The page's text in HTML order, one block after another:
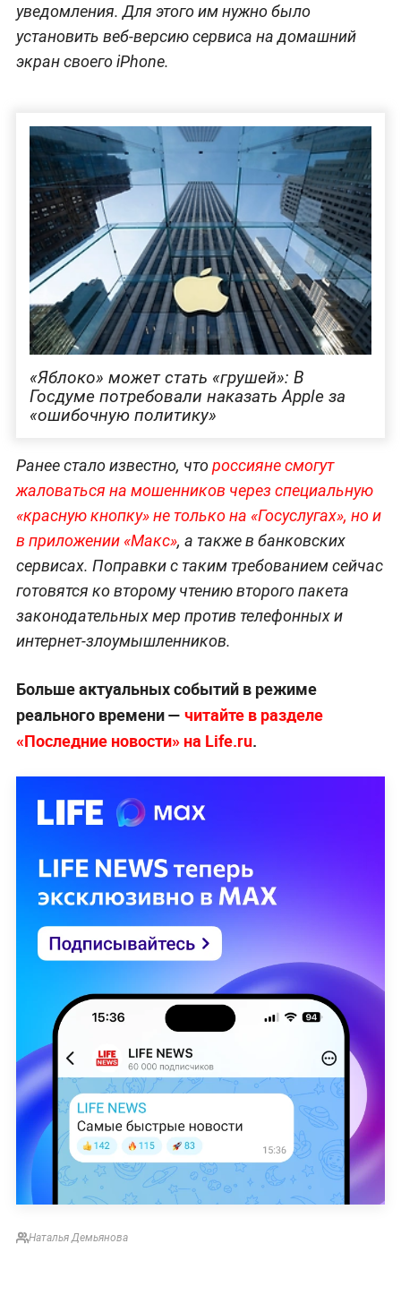
уведомления. Для этого им нужно было
установить веб-версию сервиса на домашний
экран своего iPhone.
«Яблоко» может стать «грушей»: В
Госдуме потребовали наказать Apple за
«ошибочную политику»
Ранее стало известно, чтороссияне смогут
жаловаться на мошенников через специальную
«красную кнопку» не только на «Госуслугах», но и
в приложении «Макс», а также в банковских
сервисах. Поправки с таким требованием сейчас
готовятся ко второму чтению второго пакета
законодательных мер против телефонных и
интернет-злоумышленников.
Больше актуальных событий в режиме
реального времени — читайте в разделе
«Последние новости» на Life.ru.
Наталья Демьянова